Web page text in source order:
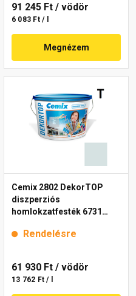
91 245 Ft / vödör
6 083 Ft / l
Megnézem
Cemix 2802 DekorTOP
diszperziós
homlokzatfesték 6731
Rendelésre
61 930 Ft / vödör
13 762 Ft / l